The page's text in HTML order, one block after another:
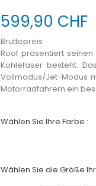
599,90 CHF
Bruttopreis
Roof präsentiert
Kohlefaser besteht.
Vollmodus/Jet-Modus
Motorradfahrern ein
Wählen Sie Ihre Farbe :
Wählen Sie die Größe